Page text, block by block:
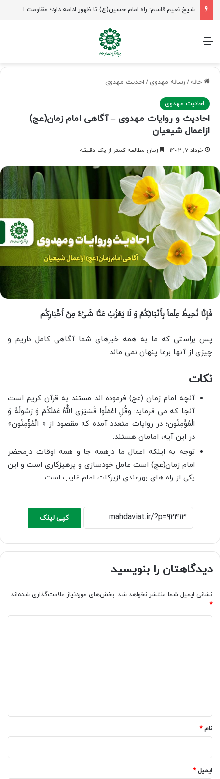
منو
خانه / رسانه مهدوی / احادیث مهدوی
احادیث مهدوی
احادیث و روایات مهدوی – آگاهی امام زمان(عج)
ازاعمال شیعیان
خرداد ۷, ۱۴۰۲ زمان مطالعه کمتر از یک دقیقه
فَإِنَّا نُحِیطُ عِلْماً بِأَنْبَائِکُمْ وَ لَا یَعْزُبُ عَنَّا شَیْ‏ءٌ مِنْ أَخْبَارِکُم
پس براستی که ما به همه خبرهای شما آگاهی کامل داریم و
چیزی از آنها برما پنهان نمی ماند.
نکات
آنچه امام زمان (عج) فرموده اند مستند به قرآن کریم است
آنجا که می فرماید: وقُلِ اعْمَلُوا فَسَیَرَى اللَّهُ عَمَلَکُمْ وَ رَسُولُهُ وَ
الْمُؤْمِنُون؛ در روایات متعدد آمده که مقصود از « الْمُؤْمِنُون»
در این آیه، امامان هستند‏.
توجه به اینکه اعمال ما درهمه جا و همه اوقات درمحضر
امام زمان(عج) است عامل خودسازی و پرهیزکاری است و این
یکی از راه های بهرمندی ازبرکات امام غایب است.
کپی لینک
دیدگاهتان را بنویسید
نشانی ایمیل شما منتشر نخواهد شد. بخش‌های موردنیاز علامت‌گذاری شده‌اند
*
نام*
ایمیل*